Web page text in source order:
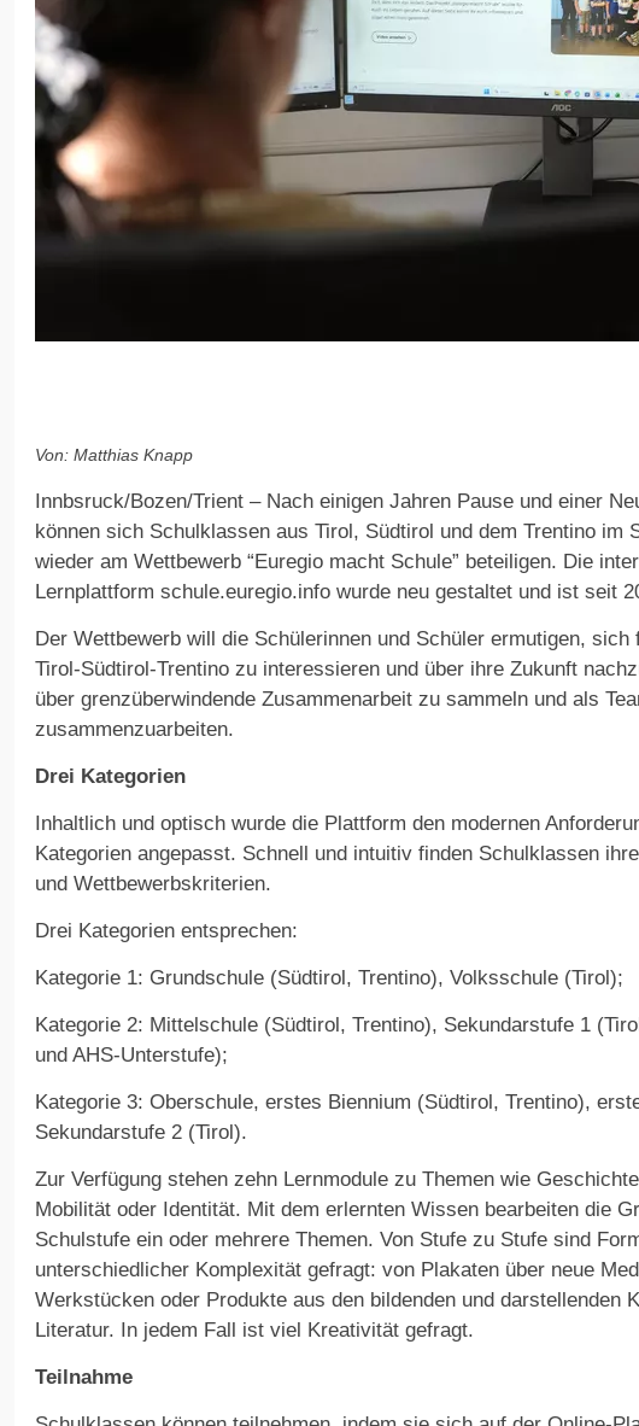
Von: Matthias Knapp
Innbsruck/Bozen/Trient – Nach einigen Jahren Pause und einer
können sich Schulklassen aus Tirol, Südtirol und dem Trentino im
wieder am Wettbewerb “Euregio macht Schule” beteiligen. Die
Lernplattform schule.euregio.info wurde neu gestaltet und ist seit
Der Wettbewerb will die Schülerinnen und Schüler ermutigen, sich
Tirol-Südtirol-Trentino zu interessieren und über ihre Zukunft
über grenzüberwindende Zusammenarbeit zu sammeln und als
zusammenzuarbeiten.
Drei Kategorien
Inhaltlich und optisch wurde die Plattform den modernen
Kategorien angepasst. Schnell und intuitiv finden Schulklassen
und Wettbewerbskriterien.
Drei Kategorien entsprechen:
Kategorie 1: Grundschule (Südtirol, Trentino), Volksschule (Tirol);
Kategorie 2: Mittelschule (Südtirol, Trentino), Sekundarstufe 1
und AHS-Unterstufe);
Kategorie 3: Oberschule, erstes Biennium (Südtirol, Trentino),
Sekundarstufe 2 (Tirol).
Zur Verfügung stehen zehn Lernmodule zu Themen wie
Mobilität oder Identität. Mit dem erlernten Wissen bearbeiten die
Schulstufe ein oder mehrere Themen. Von Stufe zu Stufe sind
unterschiedlicher Komplexität gefragt: von Plakaten über neue
Werkstücken oder Produkte aus den bildenden und darstellenden
Literatur. In jedem Fall ist viel Kreativität gefragt.
Teilnahme